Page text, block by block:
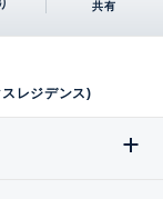
共有
レジデンス)